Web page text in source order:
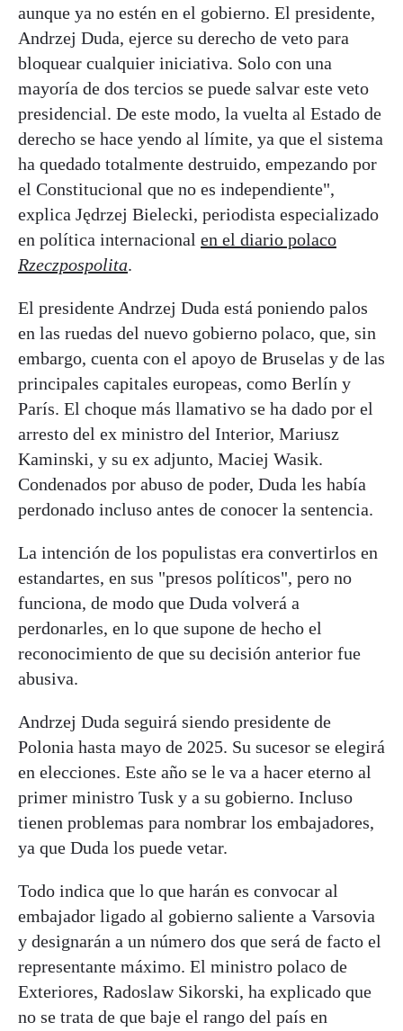
aunque ya no estén en el gobierno. El presidente,
Andrzej Duda, ejerce su derecho de veto para
bloquear cualquier iniciativa. Solo con una
mayoría de dos tercios se puede salvar este veto
presidencial. De este modo, la vuelta al Estado de
derecho se hace yendo al límite, ya que el sistema
ha quedado totalmente destruido, empezando por
el Constitucional que no es independiente",
explica Jędrzej Bielecki, periodista especializado
en política internacional en el diario polaco
Rzeczpospolita.
El presidente Andrzej Duda está poniendo palos
en las ruedas del nuevo gobierno polaco, que, sin
embargo, cuenta con el apoyo de Bruselas y de las
principales capitales europeas, como Berlín y
París. El choque más llamativo se ha dado por el
arresto del ex ministro del Interior, Mariusz
Kaminski, y su ex adjunto, Maciej Wasik.
Condenados por abuso de poder, Duda les había
perdonado incluso antes de conocer la sentencia.
La intención de los populistas era convertirlos en
estandartes, en sus "presos políticos", pero no
funciona, de modo que Duda volverá a
perdonarles, en lo que supone de hecho el
reconocimiento de que su decisión anterior fue
abusiva.
Andrzej Duda seguirá siendo presidente de
Polonia hasta mayo de 2025. Su sucesor se elegirá
en elecciones. Este año se le va a hacer eterno al
primer ministro Tusk y a su gobierno. Incluso
tienen problemas para nombrar los embajadores,
ya que Duda los puede vetar.
Todo indica que lo que harán es convocar al
embajador ligado al gobierno saliente a Varsovia
y designarán a un número dos que será de facto el
representante máximo. El ministro polaco de
Exteriores, Radoslaw Sikorski, ha explicado que
no se trata de que baje el rango del país en